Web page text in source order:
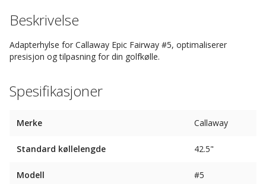
Beskrivelse
Adapterhylse for Callaway Epic Fairway #5, optimaliserer
presisjon og tilpasning for din golfkølle.
Spesifikasjoner
Merke Callaway
Standard køllelengde 42.5"
Modell #5